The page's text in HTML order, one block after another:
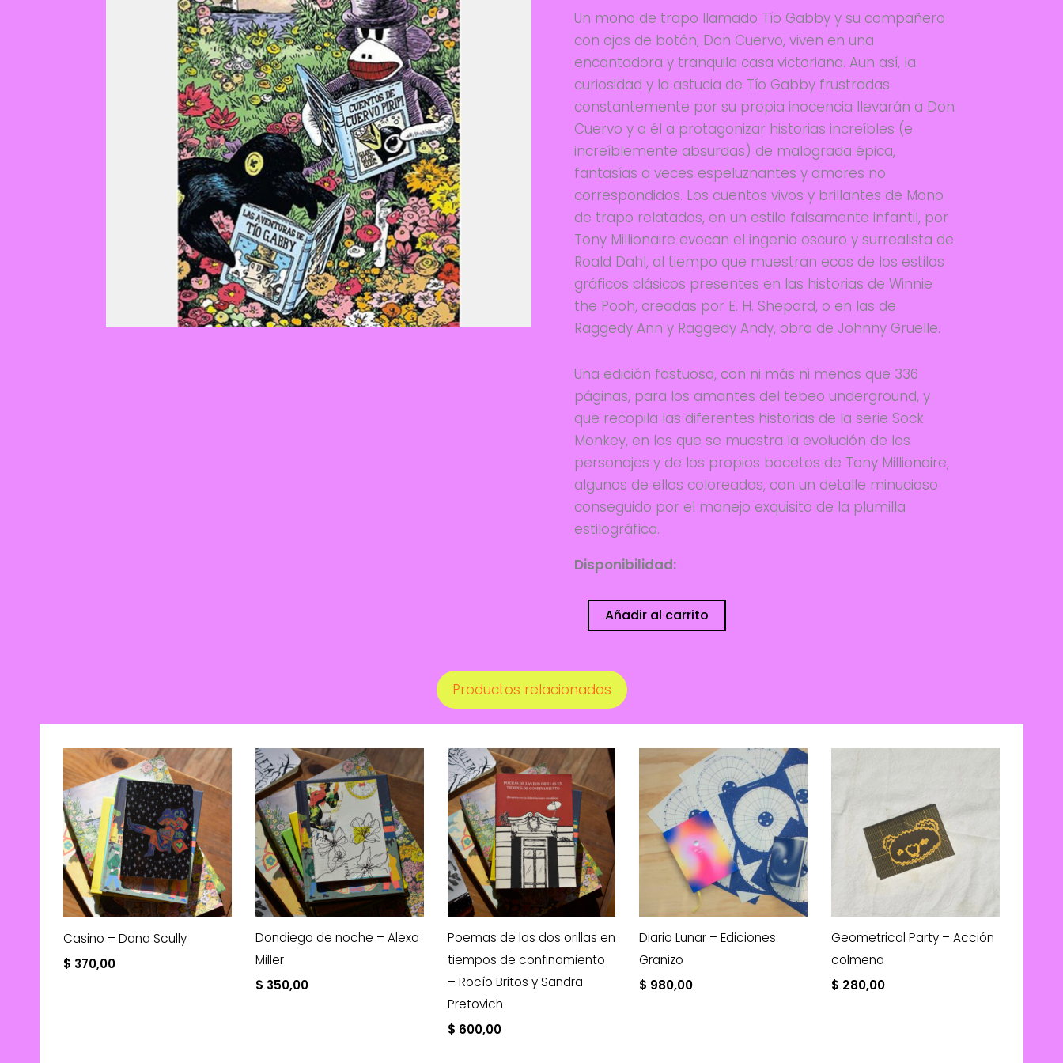
Un mono de trapo llamado Tío Gabby y su compañero
con ojos de botón, Don Cuervo, viven en una
encantadora y tranquila casa victoriana. Aun así, la
curiosidad y la astucia de Tío Gabby frustradas
constantemente por su propia inocencia llevarán a Don
Cuervo y a él a protagonizar historias increíbles (e
increíblemente absurdas) de malograda épica,
fantasías a veces espeluznantes y amores no
correspondidos. Los cuentos vivos y brillantes de Mono
de trapo relatados, en un estilo falsamente infantil, por
Tony Millionaire evocan el ingenio oscuro y surrealista de
Roald Dahl, al tiempo que muestran ecos de los estilos
gráficos clásicos presentes en las historias de Winnie
the Pooh, creadas por E. H. Shepard, o en las de
Raggedy Ann y Raggedy Andy, obra de Johnny Gruelle.
Una edición fastuosa, con ni más ni menos que 336
páginas, para los amantes del tebeo underground, y
que recopila las diferentes historias de la serie Sock
Monkey, en los que se muestra la evolución de los
personajes y de los propios bocetos de Tony Millionaire,
algunos de ellos coloreados, con un detalle minucioso
conseguido por el manejo exquisito de la plumilla
estilográfica.
Disponibilidad:
Mono
de
cantidad
Añadir al carrito
Productos relacionados
Casino – Dana Scully
$ 370,00
Dondiego de noche – Alexa
Miller
$ 350,00
Poemas de las dos orillas en
tiempos de confinamiento
– Rocío Britos y Sandra
Pretovich
$ 600,00
Diario Lunar – Ediciones
Granizo
$ 980,00
Geometrical Party – Acción
colmena
$ 280,00